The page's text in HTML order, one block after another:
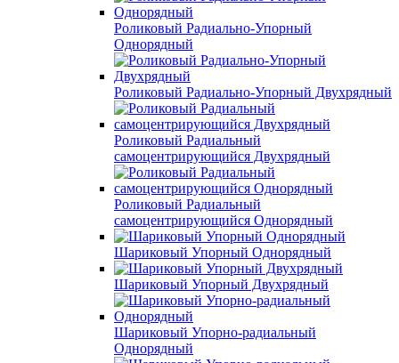
Роликовый Радиально-Упорный
Однорядный
Роликовый Радиально-Упорный Двухрядный
Роликовый Радиальный
самоцентрирующийся Двухрядный
Роликовый Радиальный
самоцентрирующийся Однорядный
Шариковый Упорный Однорядный
Шариковый Упорный Двухрядный
Шариковый Упорно-радиальный
Однорядный